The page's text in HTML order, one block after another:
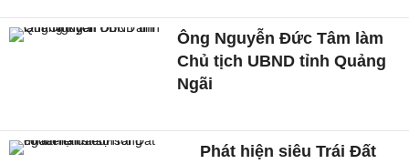
Ông Nguyễn Đức Tâm làm
Chủ tịch UBND tỉnh Quảng
Ngãi
Phát hiện siêu Trái Đất